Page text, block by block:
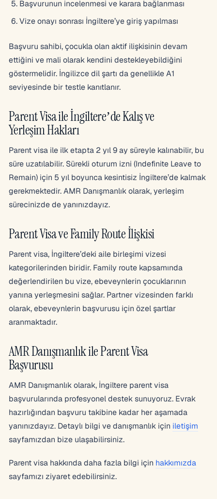
Başvurunun incelenmesi ve karara bağlanması
Vize onayı sonrası İngiltere’ye giriş yapılması
Başvuru sahibi, çocukla olan aktif ilişkisinin devam
ettiğini ve mali olarak kendini destekleyebildiğini
göstermelidir. İngilizce dil şartı da genellikle A1
seviyesinde bir testle kanıtlanır.
Parent Visa ile İngiltere’de Kalış ve
Yerleşim Hakları
Parent visa ile ilk etapta 2 yıl 9 ay süreyle kalınabilir, bu
süre uzatılabilir. Sürekli oturum izni (Indefinite Leave to
Remain) için 5 yıl boyunca kesintisiz İngiltere’de kalmak
gerekmektedir. AMR Danışmanlık olarak, yerleşim
sürecinizde de yanınızdayız.
Parent Visa ve Family Route İlişkisi
Parent visa, İngiltere’deki aile birleşimi vizesi
kategorilerinden biridir. Family route kapsamında
değerlendirilen bu vize, ebeveynlerin çocuklarının
yanına yerleşmesini sağlar. Partner vizesinden farklı
olarak, ebeveynlerin başvurusu için özel şartlar
aranmaktadır.
AMR Danışmanlık ile Parent Visa
Başvurusu
AMR Danışmanlık olarak, İngiltere parent visa
başvurularında profesyonel destek sunuyoruz. Evrak
hazırlığından başvuru takibine kadar her aşamada
yanınızdayız. Detaylı bilgi ve danışmanlık için iletişim
sayfamızdan bize ulaşabilirsiniz.
Parent visa hakkında daha fazla bilgi için hakkımızda
sayfamızı ziyaret edebilirsiniz.